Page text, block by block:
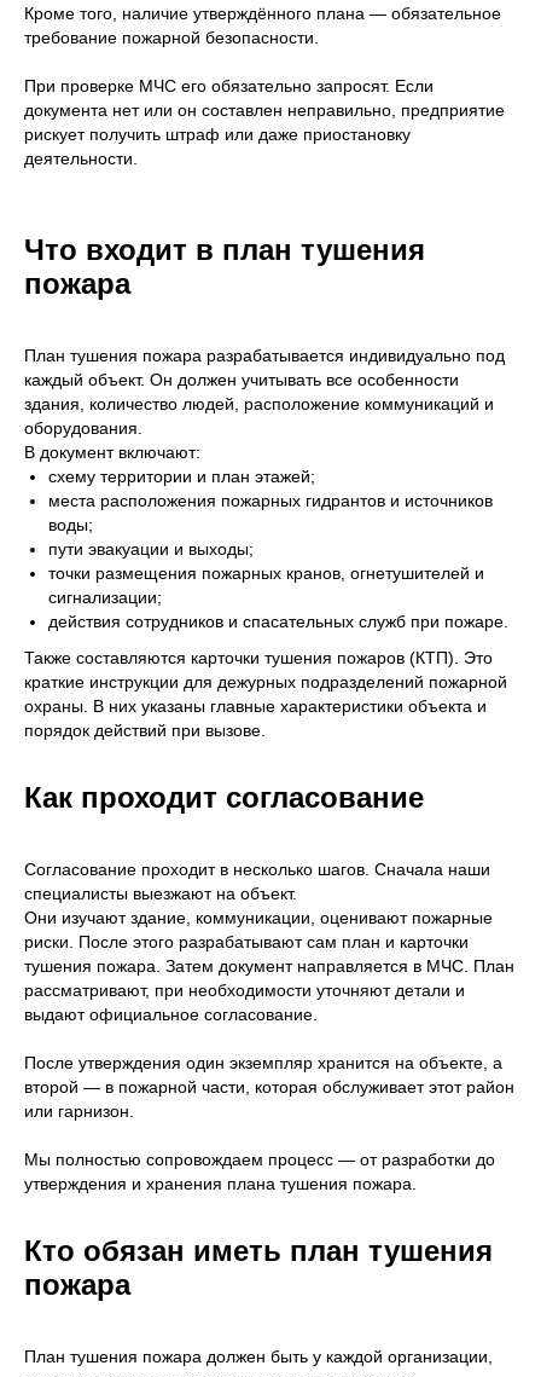
Кроме того, наличие утверждённого плана — обязательное
требование пожарной безопасности.
При проверке МЧС его обязательно запросят. Если
документа нет или он составлен неправильно, предприятие
рискует получить штраф или даже приостановку
деятельности.
Что входит в план тушения
пожара
План тушения пожара разрабатывается индивидуально под
каждый объект. Он должен учитывать все особенности
здания, количество людей, расположение коммуникаций и
оборудования.
В документ включают:
схему территории и план этажей;
места расположения пожарных гидрантов и источников
воды;
пути эвакуации и выходы;
точки размещения пожарных кранов, огнетушителей и
сигнализации;
действия сотрудников и спасательных служб при пожаре.
Также составляются карточки тушения пожаров (КТП). Это
краткие инструкции для дежурных подразделений пожарной
охраны. В них указаны главные характеристики объекта и
порядок действий при вызове.
Как проходит согласование
Согласование проходит в несколько шагов. Сначала наши
специалисты выезжают на объект.
Они изучают здание, коммуникации, оценивают пожарные
риски. После этого разрабатывают сам план и карточки
тушения пожара. Затем документ направляется в МЧС. План
рассматривают, при необходимости уточняют детали и
выдают официальное согласование.
После утверждения один экземпляр хранится на объекте, а
второй — в пожарной части, которая обслуживает этот район
или гарнизон.
Мы полностью сопровождаем процесс — от разработки до
утверждения и хранения плана тушения пожара.
Кто обязан иметь план тушения
пожара
План тушения пожара должен быть у каждой организации,